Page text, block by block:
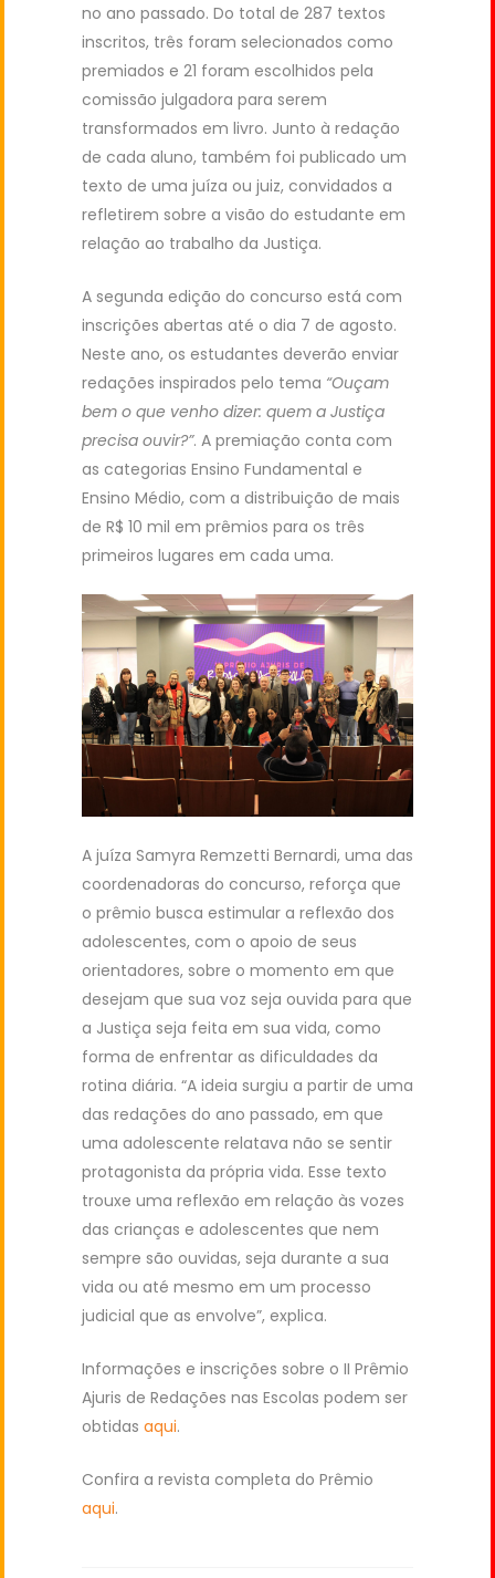
no ano passado. Do total de 287 textos
inscritos, três foram selecionados como
premiados e 21 foram escolhidos pela
comissão julgadora para serem
transformados em livro. Junto à redação
de cada aluno, também foi publicado um
texto de uma juíza ou juiz, convidados a
refletirem sobre a visão do estudante em
relação ao trabalho da Justiça.
A segunda edição do concurso está com
inscrições abertas até o dia 7 de agosto.
Neste ano, os estudantes deverão enviar
redações inspirados pelo tema “Ouçam
bem o que venho dizer: quem a Justiça
precisa ouvir?”. A premiação conta com
as categorias Ensino Fundamental e
Ensino Médio, com a distribuição de mais
de R$ 10 mil em prêmios para os três
primeiros lugares em cada uma.
A juíza Samyra Remzetti Bernardi, uma das
coordenadoras do concurso, reforça que
o prêmio busca estimular a reflexão dos
adolescentes, com o apoio de seus
orientadores, sobre o momento em que
desejam que sua voz seja ouvida para que
a Justiça seja feita em sua vida, como
forma de enfrentar as dificuldades da
rotina diária. “A ideia surgiu a partir de uma
das redações do ano passado, em que
uma adolescente relatava não se sentir
protagonista da própria vida. Esse texto
trouxe uma reflexão em relação às vozes
das crianças e adolescentes que nem
sempre são ouvidas, seja durante a sua
vida ou até mesmo em um processo
judicial que as envolve”, explica.
Informações e inscrições sobre o II Prêmio
Ajuris de Redações nas Escolas podem ser
obtidas aqui.
Confira a revista completa do Prêmio
aqui.